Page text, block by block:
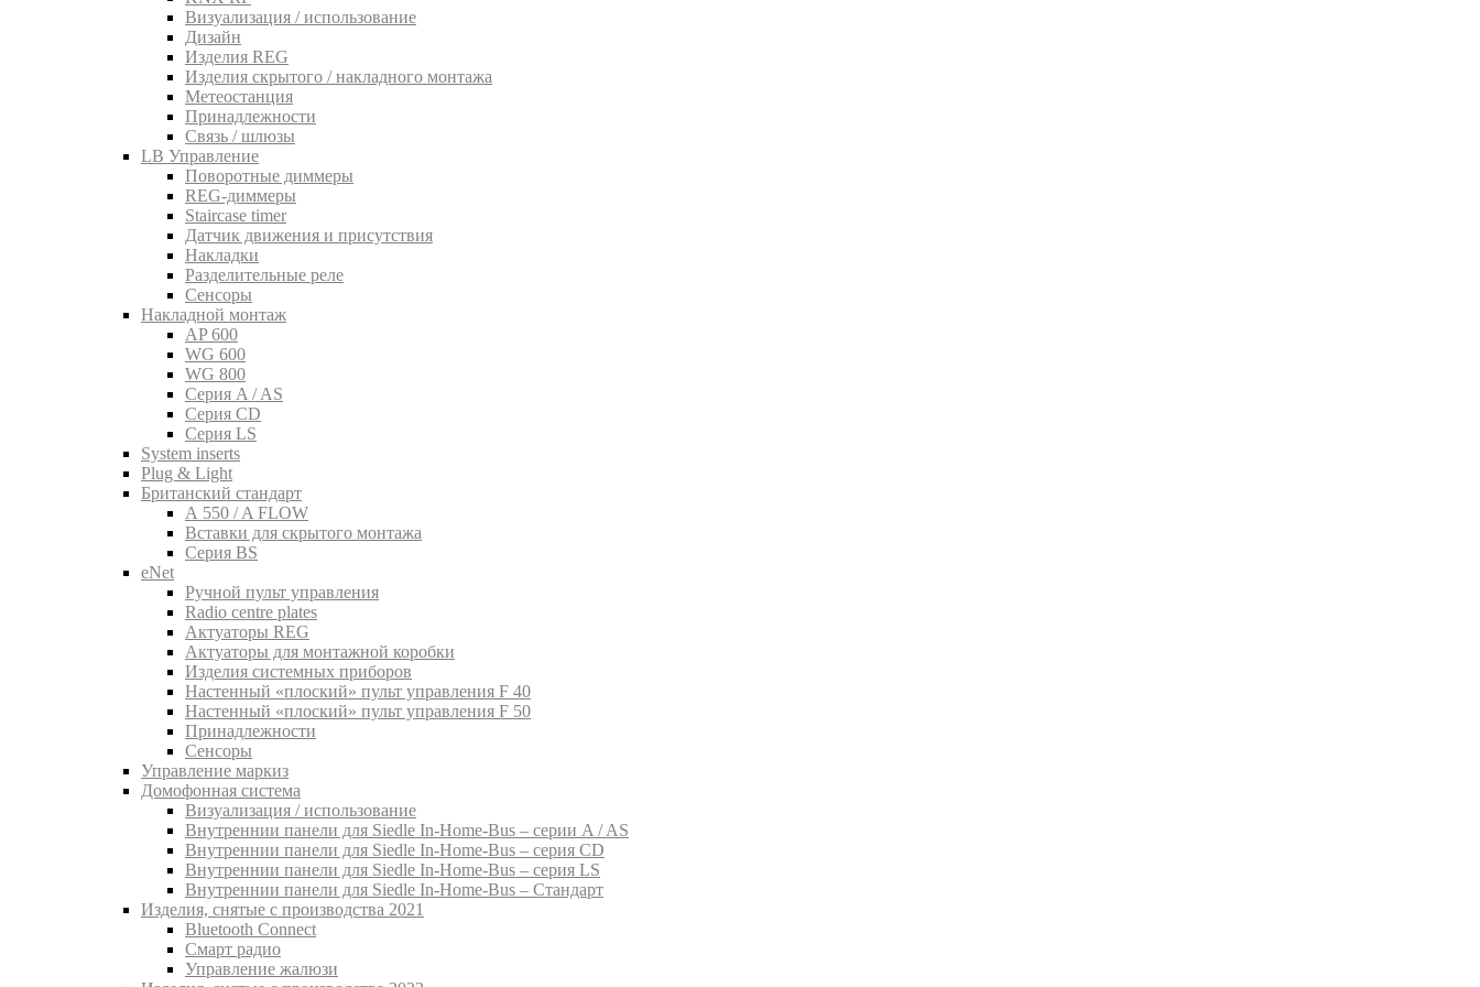
Визуализация / использование
Дизайн
Изделия REG
Изделия скрытого / накладного монтажа
Метеостанция
Принадлежности
Связь / шлюзы
LB Управление
Поворотные диммеры
REG-диммеры
Staircase timer
Датчик движения и присутствия
Накладки
Разделительные реле
Сенсоры
Накладной монтаж
AP 600
WG 600
WG 800
Серия A / AS
Серия CD
Серия LS
System inserts
Plug & Light
Британский стандарт
A 550 / A FLOW
Вставки для скрытого монтажа
Серия BS
eNet
Pучной пульт управления
Radio centre plates
Актуаторы REG
Актуаторы для монтажной коробки
Изделия системных приборов
Настенный «плоский» пульт управления F 40
Настенный «плоский» пульт управления F 50
Принадлежности
Сенсоры
Управление маркиз
Домофонная система
Визуализация / использование
Внутреннии панели для Siedle In-Home-Bus – серии A / AS
Внутреннии панели для Siedle In-Home-Bus – серия CD
Внутреннии панели для Siedle In-Home-Bus – серия LS
Внутреннии панели для Siedle In-Home-Bus – Стандарт
Изделия, снятые с производства 2021
Bluetooth Connect
Смарт радио
Управление жалюзи